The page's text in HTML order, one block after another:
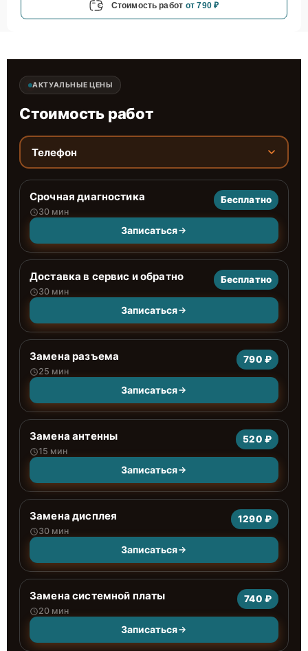
Стоимость работ от 790 ₽
АКТУАЛЬНЫЕ ЦЕНЫ
Стоимость работ
Телефон
Срочная диагностика
30 мин
Бесплатно
Записаться
Доставка в сервис и обратно
30 мин
Бесплатно
Записаться
Замена разъема
25 мин
790 ₽
Записаться
Замена антенны
15 мин
520 ₽
Записаться
Замена дисплея
30 мин
1290 ₽
Записаться
Замена системной платы
20 мин
740 ₽
Записаться